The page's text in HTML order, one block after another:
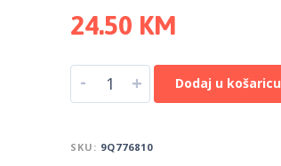
24.50 KM
- + Dodaj u košaricu
SKU: 9Q776810